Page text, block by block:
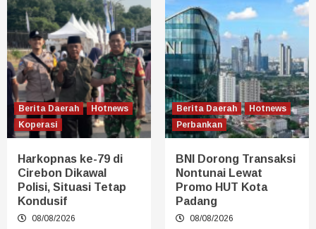
Berita Daerah
Hotnews
Koperasi
Harkopnas ke-79 di
Cirebon Dikawal
Polisi, Situasi Tetap
Kondusif
08/08/2026
Berita Daerah
Hotnews
Perbankan
BNI Dorong Transaksi
Nontunai Lewat
Promo HUT Kota
Padang
08/08/2026